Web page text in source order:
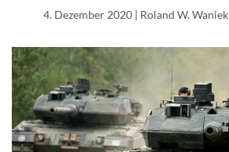
4. Dezember 2020 | Roland W. Waniek